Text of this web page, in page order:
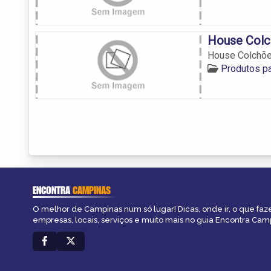
House
House
Produtos
ENCONTRACAMPINAS
O melhor de Campinas num só lugar! Dicas, onde ir, o que
empresas, locais, serviços e muito mais no guia Encontra